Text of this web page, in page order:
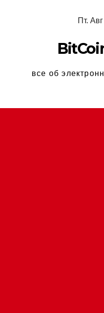
Пт.
все об